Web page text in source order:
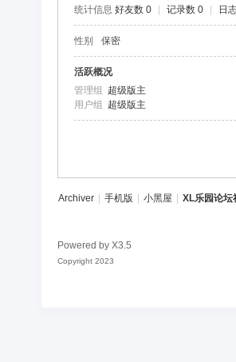
统计信息 好友数 0 记录数 0 日
性别 保密
活跃概况
管理组 超级版主
用户组 超级版主
Archiver 手机版 小黑屋 XL乐园论坛
Powered by X3.5
Copyright 2023